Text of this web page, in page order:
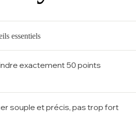
essentiels
exactement 50 points
souple et précis, pas trop fort